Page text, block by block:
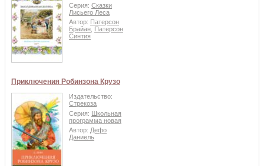
Серия: Сказки
Лисьего Леса
Автор: Патерсон
Брайан Патерсон
Синтия
Приключения Робинзона Крузо
Издательство:
Стрекоза
Серия: Школьная
программа новая
Автор: Дефо
Даниель